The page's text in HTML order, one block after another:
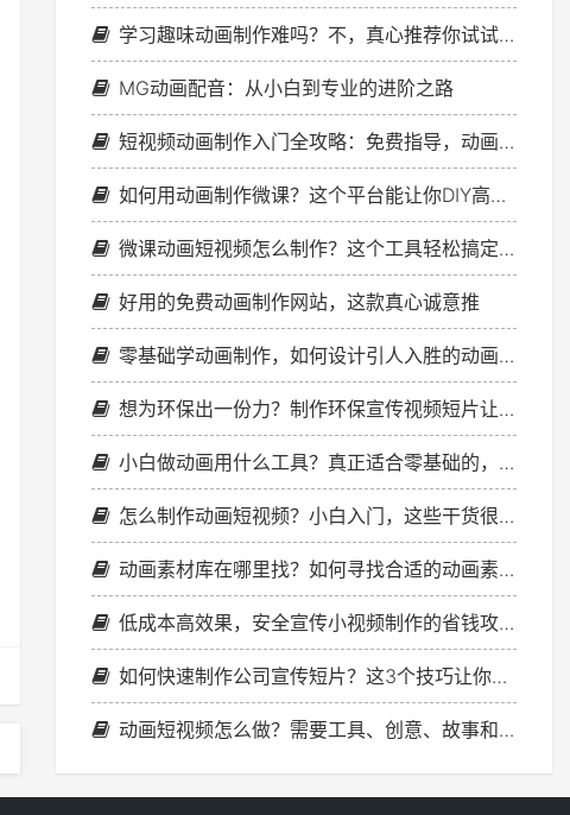
学习趣味动画制作难吗？不，真心推荐你试试这个方法！
MG动画配音：从小白到专业的进阶之路
短视频动画制作入门全攻略：免费指导，动画制作不再难
如何用动画制作微课？这个平台能让你DIY高水平微课动画！
微课动画短视频怎么制作？这个工具轻松搞定不求人！
好用的免费动画制作网站，这款真心诚意推
零基础学动画制作，如何设计引人入胜的动画故事？
想为环保出一份力？制作环保宣传视频短片让理念传播更远！
小白做动画用什么工具？真正适合零基础的，其实就这几款
怎么制作动画短视频？小白入门，这些干货很有用
动画素材库在哪里找？如何寻找合适的动画素材库？
低成本高效果，安全宣传小视频制作的省钱攻略
如何快速制作公司宣传短片？这3个技巧让你轻松搞定！
动画短视频怎么做？需要工具、创意、故事和动画风格！